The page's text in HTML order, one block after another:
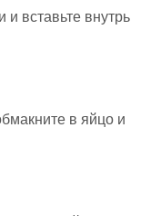
вставьте внутрь
в яйцо и